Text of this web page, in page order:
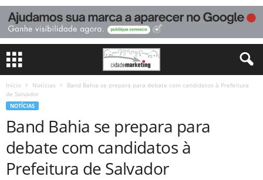
Início Notícias
Band Bahia se prepara para debate com candidatos à Prefeitura
de Salvador
NOTÍCIAS
Band Bahia se prepara para
debate com candidatos à
Prefeitura de Salvador